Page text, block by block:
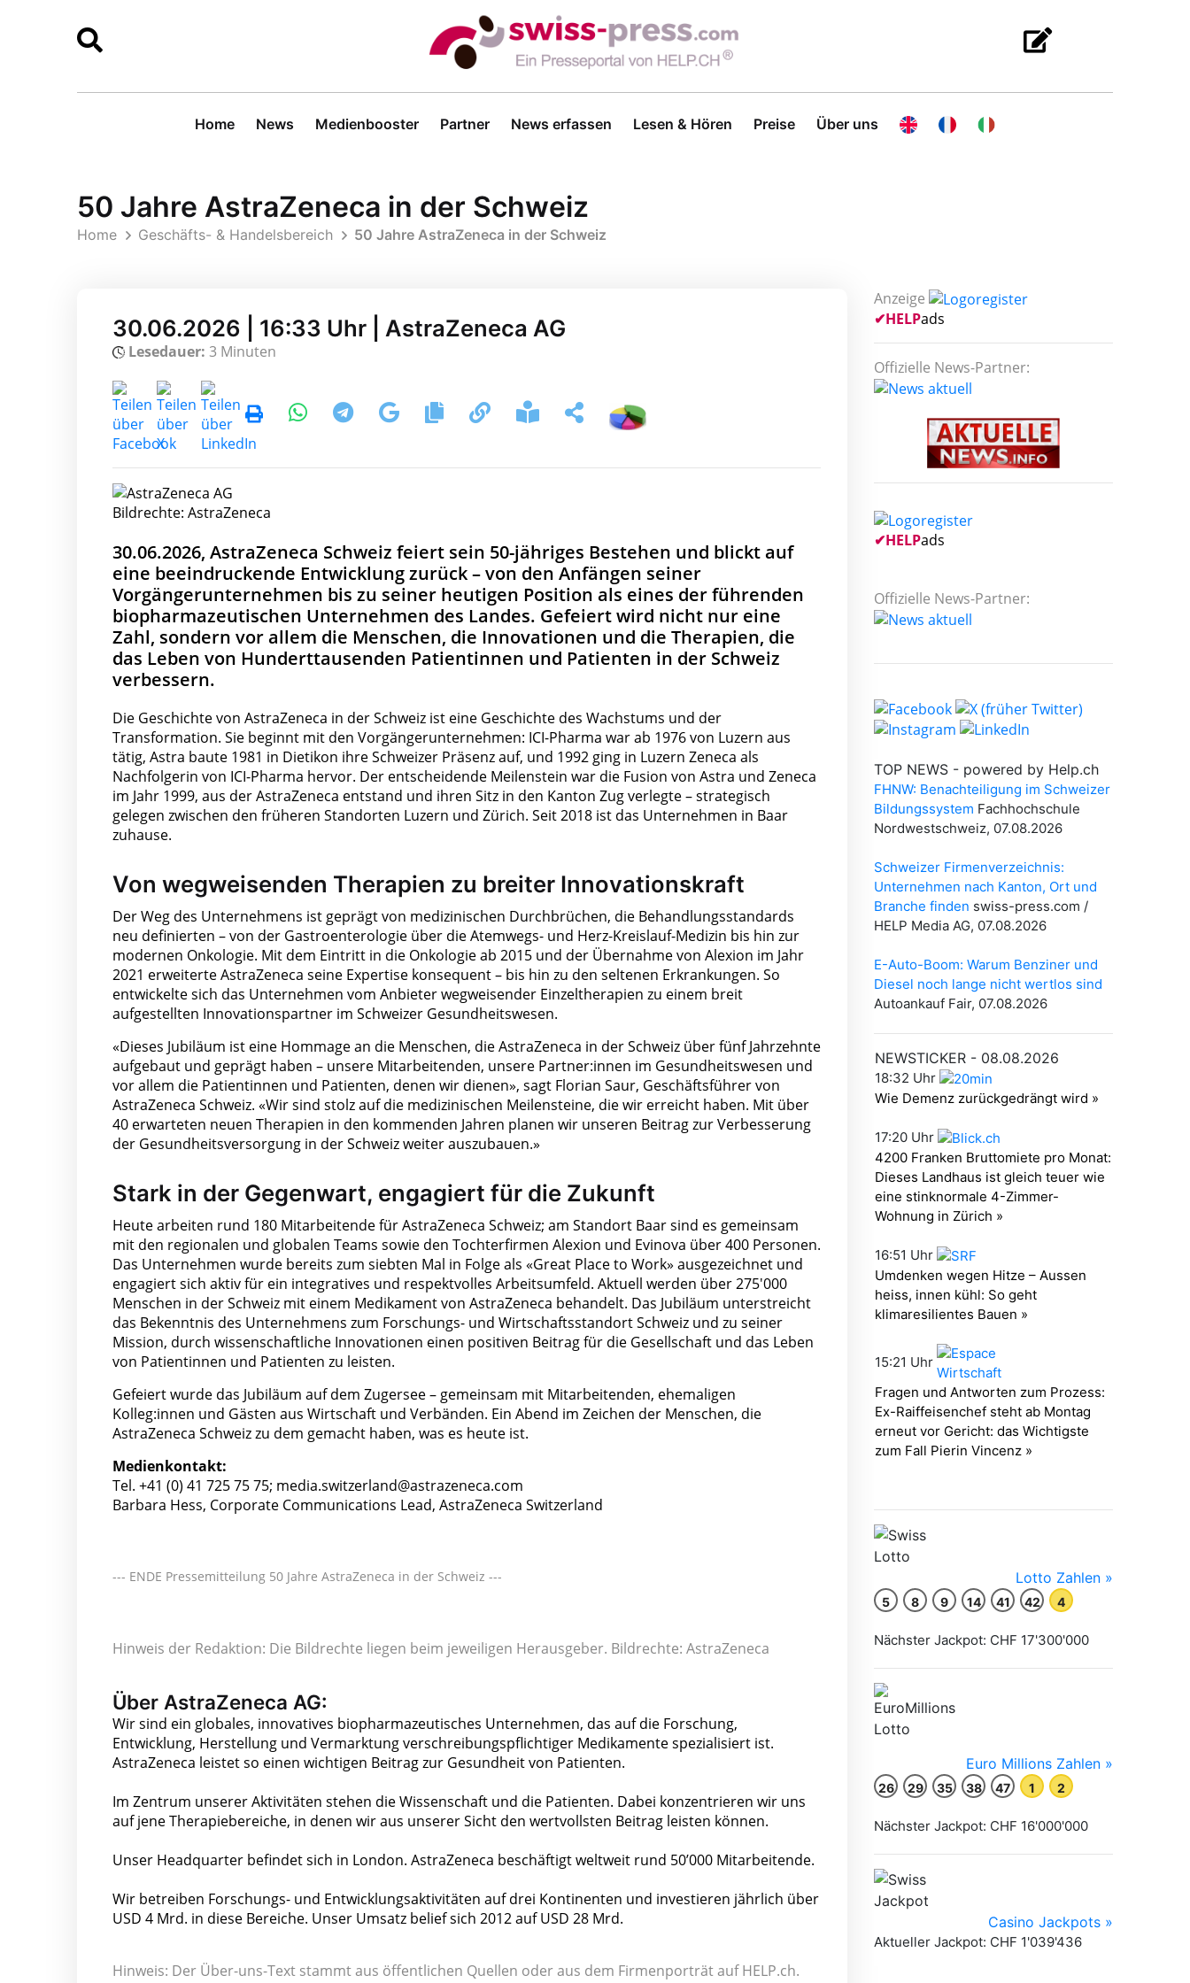
Home News Medienbooster Partner News erfassen Lesen & Hören Preise Über uns
50 Jahre AstraZeneca in der Schweiz
Home Geschäfts- & Handelsbereich 50 Jahre AstraZeneca in der Schweiz
30.06.2026 | 16:33 Uhr | AstraZeneca AG
Lesedauer: 3 Minuten
Bildrechte: AstraZeneca
30.06.2026, AstraZeneca Schweiz feiert sein 50-jähriges Bestehen und blickt auf
eine beeindruckende Entwicklung zurück – von den Anfängen seiner
Vorgängerunternehmen bis zu seiner heutigen Position als eines der führenden
biopharmazeutischen Unternehmen des Landes. Gefeiert wird nicht nur eine
Zahl, sondern vor allem die Menschen, die Innovationen und die Therapien, die
das Leben von Hunderttausenden Patientinnen und Patienten in der Schweiz
verbessern.
Die Geschichte von AstraZeneca in der Schweiz ist eine Geschichte des Wachstums und der
Transformation. Sie beginnt mit den Vorgängerunternehmen: ICI-Pharma war ab 1976 von Luzern aus
tätig, Astra baute 1981 in Dietikon ihre Schweizer Präsenz auf, und 1992 ging in Luzern Zeneca als
Nachfolgerin von ICI-Pharma hervor. Der entscheidende Meilenstein war die Fusion von Astra und Zeneca
im Jahr 1999, aus der AstraZeneca entstand und ihren Sitz in den Kanton Zug verlegte – strategisch
gelegen zwischen den früheren Standorten Luzern und Zürich. Seit 2018 ist das Unternehmen in Baar
zuhause.
Von wegweisenden Therapien zu breiter Innovationskraft
Der Weg des Unternehmens ist geprägt von medizinischen Durchbrüchen, die Behandlungsstandards
neu definierten – von der Gastroenterologie über die Atemwegs- und Herz-Kreislauf-Medizin bis hin zur
modernen Onkologie. Mit dem Eintritt in die Onkologie ab 2015 und der Übernahme von Alexion im Jahr
2021 erweiterte AstraZeneca seine Expertise konsequent – bis hin zu den seltenen Erkrankungen. So
entwickelte sich das Unternehmen vom Anbieter wegweisender Einzeltherapien zu einem breit
aufgestellten Innovationspartner im Schweizer Gesundheitswesen.
«Dieses Jubiläum ist eine Hommage an die Menschen, die AstraZeneca in der Schweiz über fünf Jahrzehnte
aufgebaut und geprägt haben – unsere Mitarbeitenden, unsere Partner:innen im Gesundheitswesen und
vor allem die Patientinnen und Patienten, denen wir dienen», sagt Florian Saur, Geschäftsführer von
AstraZeneca Schweiz. «Wir sind stolz auf die medizinischen Meilensteine, die wir erreicht haben. Mit über
40 erwarteten neuen Therapien in den kommenden Jahren planen wir unseren Beitrag zur Verbesserung
der Gesundheitsversorgung in der Schweiz weiter auszubauen.»
Stark in der Gegenwart, engagiert für die Zukunft
Heute arbeiten rund 180 Mitarbeitende für AstraZeneca Schweiz; am Standort Baar sind es gemeinsam
mit den regionalen und globalen Teams sowie den Tochterfirmen Alexion und Evinova über 400 Personen.
Das Unternehmen wurde bereits zum siebten Mal in Folge als «Great Place to Work» ausgezeichnet und
engagiert sich aktiv für ein integratives und respektvolles Arbeitsumfeld. Aktuell werden über 275'000
Menschen in der Schweiz mit einem Medikament von AstraZeneca behandelt. Das Jubiläum unterstreicht
das Bekenntnis des Unternehmens zum Forschungs- und Wirtschaftsstandort Schweiz und zu seiner
Mission, durch wissenschaftliche Innovationen einen positiven Beitrag für die Gesellschaft und das Leben
von Patientinnen und Patienten zu leisten.
Gefeiert wurde das Jubiläum auf dem Zugersee – gemeinsam mit Mitarbeitenden, ehemaligen
Kolleg:innen und Gästen aus Wirtschaft und Verbänden. Ein Abend im Zeichen der Menschen, die
AstraZeneca Schweiz zu dem gemacht haben, was es heute ist.
Medienkontakt:
Tel. +41 (0) 41 725 75 75; media.switzerland@astrazeneca.com
Barbara Hess, Corporate Communications Lead, AstraZeneca Switzerland
--- ENDE Pressemitteilung 50 Jahre AstraZeneca in der Schweiz ---
Hinweis der Redaktion: Die Bildrechte liegen beim jeweiligen Herausgeber. Bildrechte: AstraZeneca
Über AstraZeneca AG:
Wir sind ein globales, innovatives biopharmazeutisches Unternehmen, das auf die Forschung,
Entwicklung, Herstellung und Vermarktung verschreibungspflichtiger Medikamente spezialisiert ist.
AstraZeneca leistet so einen wichtigen Beitrag zur Gesundheit von Patienten.
Im Zentrum unserer Aktivitäten stehen die Wissenschaft und die Patienten. Dabei konzentrieren wir uns
auf jene Therapiebereiche, in denen wir aus unserer Sicht den wertvollsten Beitrag leisten können.
Unser Headquarter befindet sich in London. AstraZeneca beschäftigt weltweit rund 50’000 Mitarbeitende.
Wir betreiben Forschungs- und Entwicklungsaktivitäten auf drei Kontinenten und investieren jährlich über
USD 4 Mrd. in diese Bereiche. Unser Umsatz belief sich 2012 auf USD 28 Mrd.
Hinweis: Der Über-uns-Text stammt aus öffentlichen Quellen oder aus dem Firmenporträt auf HELP.ch.
Anzeige
✔HELPads
Offizielle News-Partner:
✔HELPads
Offizielle News-Partner: